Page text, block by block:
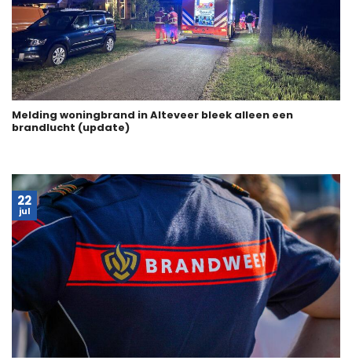
Melding woningbrand in Alteveer bleek alleen een
brandlucht (update)
22
jul